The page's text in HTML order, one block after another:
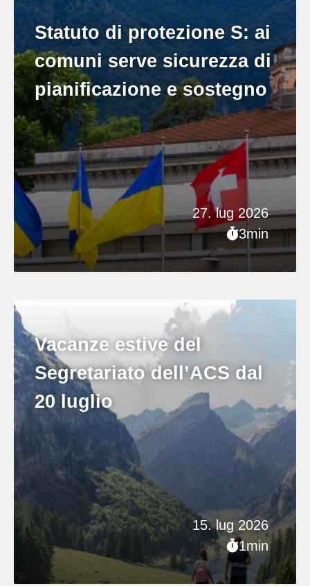
27. lug 2026
3min
Statuto di protezione S: ai
comuni serve sicurezza di
pianificazione e sostegno
15. lug 2026
1min
Vacanze estive del
Segretariato dell’ACS dal
20 luglio